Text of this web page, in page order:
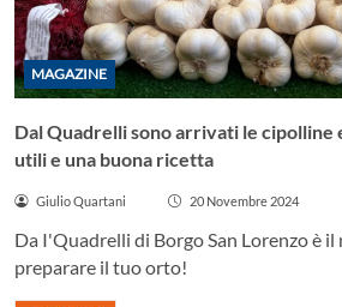
MAGAZINE
Dal Quadrelli sono arrivati le cipolline
utili e una buona ricetta
Giulio Quartani 20 Novembre 2024
Da I'Quadrelli di Borgo San Lorenzo è
preparare il tuo orto!